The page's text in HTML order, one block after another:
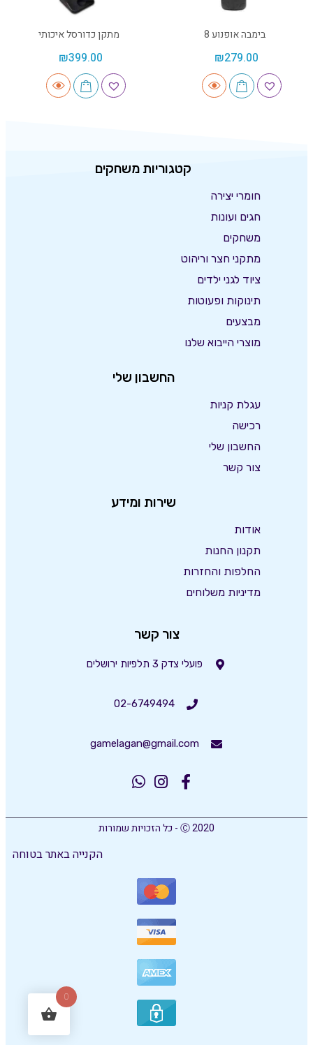
בימבה אופנוע 8
₪279.00
מתקן כדורסל איכותי
₪399.00
קטגוריות משחקים
חומרי יצירה
חגים ועונות
משחקים
מתקני חצר וריהוט
ציוד לגני ילדים
תינוקות ופעוטות
מבצעים
מוצרי הייבוא שלנו
החשבון שלי
עגלת קניות
רכישה
החשבון שלי
צור קשר
שירות ומידע
אודות
תקנון החנות
החלפות והחזרות
מדיניות משלוחים
צור קשר
פועלי צדק 3 תלפיות ירושלים
02-6749494
gamelagan@gmail.com
Ⓒ 2020 - כל הזכויות שמורות
הקנייה באתר בטוחה
0